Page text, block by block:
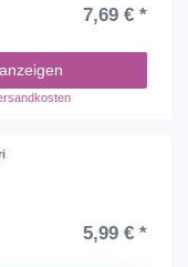
7,69 € *
5,99 € *